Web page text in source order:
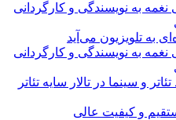
نغمه به نویسندگی و کارگردانی
به تلویزیون می‌آید
نغمه به نویسندگی و کارگردانی
و سینما در تالار سایه تئاتر
و کیفیت عالی